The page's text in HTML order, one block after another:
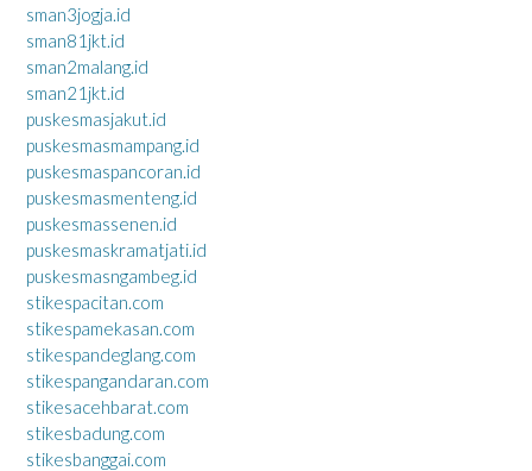
sman3jogja.id
sman81jkt.id
sman2malang.id
sman21jkt.id
puskesmasjakut.id
puskesmasmampang.id
puskesmaspancoran.id
puskesmasmenteng.id
puskesmassenen.id
puskesmaskramatjati.id
puskesmasngambeg.id
stikespacitan.com
stikespamekasan.com
stikespandeglang.com
stikespangandaran.com
stikesacehbarat.com
stikesbadung.com
stikesbanggai.com